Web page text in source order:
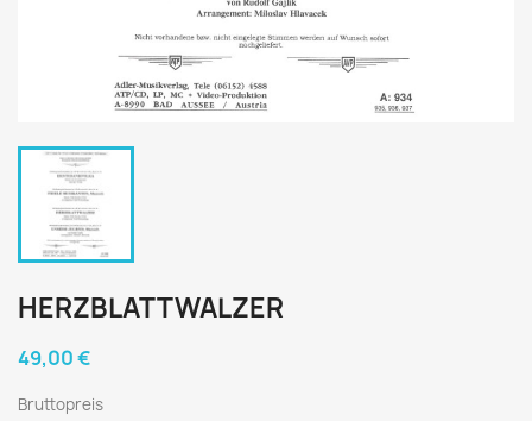
HERZBLATTWALZER
49,00 €
Bruttopreis